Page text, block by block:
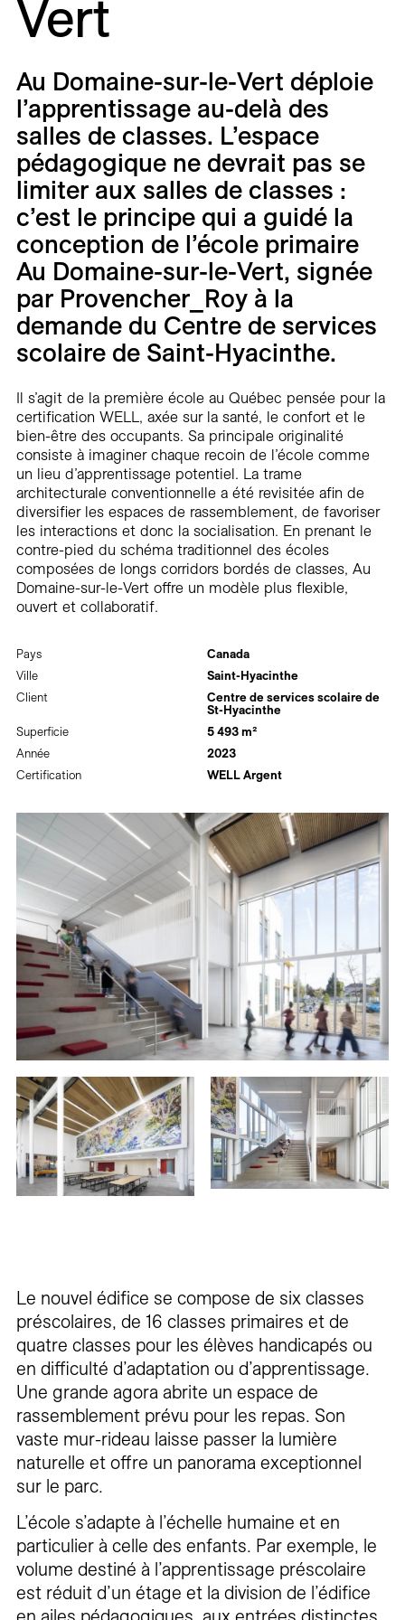
Carrières
En
Vert
Pays
Canada
Ville
Saint-Hyacinthe
Client
Centre de services scolaire de
St-Hyacinthe
Superficie
5 493 m²
Année
2023
Certification
WELL Argent
Au Domaine-sur-le-Vert déploie
l’apprentissage au-delà des
salles de classes. L’espace
pédagogique ne devrait pas se
limiter aux salles de classes :
c’est le principe qui a guidé la
conception de l’école primaire
Au Domaine-sur-le-Vert, signée
par Provencher_Roy à la
demande du Centre de services
scolaire de Saint-Hyacinthe.
Il s’agit de la première école au Québec pensée pour la
certification WELL, axée sur la santé, le confort et le
bien-être des occupants. Sa principale originalité
consiste à imaginer chaque recoin de l’école comme
un lieu d’apprentissage potentiel. La trame
architecturale conventionnelle a été revisitée afin de
diversifier les espaces de rassemblement, de favoriser
les interactions et donc la socialisation. En prenant le
contre-pied du schéma traditionnel des écoles
composées de longs corridors bordés de classes, Au
Domaine-sur-le-Vert offre un modèle plus flexible,
ouvert et collaboratif.
Le nouvel édifice se compose de six classes
préscolaires, de 16 classes primaires et de
quatre classes pour les élèves handicapés ou
en difficulté d’adaptation ou d’apprentissage.
Une grande agora abrite un espace de
rassemblement prévu pour les repas. Son
vaste mur-rideau laisse passer la lumière
naturelle et offre un panorama exceptionnel
sur le parc.
L’école s’adapte à l’échelle humaine et en
particulier à celle des enfants. Par exemple, le
volume destiné à l’apprentissage préscolaire
est réduit d’un étage et la division de l’édifice